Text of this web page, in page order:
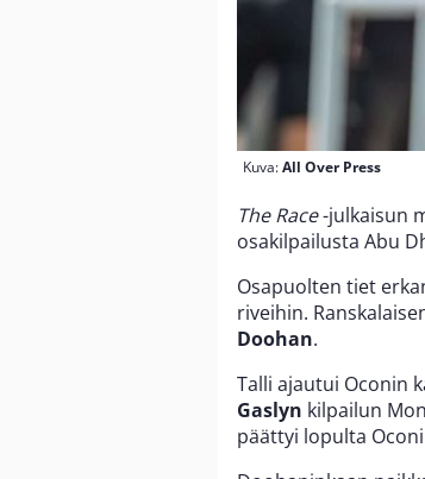
Kuva:All Over Press
The Race-julkaisun
osakilpailusta Abu
Osapuolten tiet
riveihin.
Doohan.
Talli ajautui Oconin
Gaslyn kilpailun
päättyi lopulta